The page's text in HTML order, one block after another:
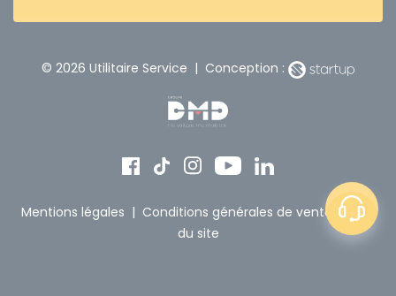
© 2026 Utilitaire Service | Conception :
Mentions légales | Conditions générales de vente | Plan
du site